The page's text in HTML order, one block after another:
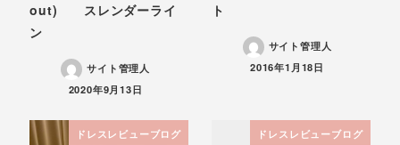
out) スレンダーライ
ン
サイト管理人
投稿日
2020年9月13日
ト
サイト管理人
投稿日
2016年1月18日
ドレスレビューブログ ドレスレビューブログ